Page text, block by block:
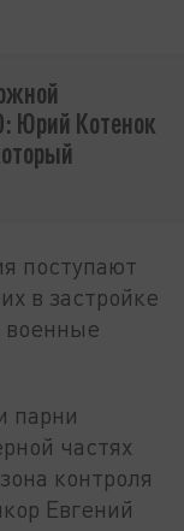
Юрий Котенок
поступают
в застройке
военные
парни
частях
контроля
Евгений